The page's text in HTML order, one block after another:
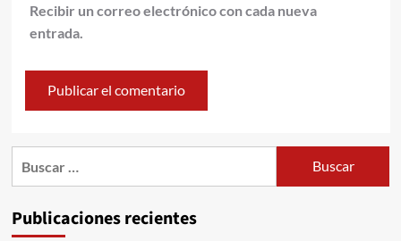
Recibir un correo electrónico con cada nueva
entrada.
Publicaciones recientes